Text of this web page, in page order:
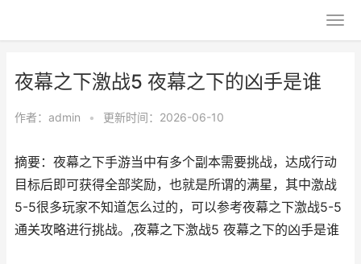
夜幕之下激战5 夜幕之下的凶手是谁
作者： admin • 更新时间：2026-06-10
摘要：夜幕之下手游当中有多个副本需要挑战，达成行动
目标后即可获得全部奖励，也就是所谓的满星，其中激战
5-5很多玩家不知道怎么过的，可以参考夜幕之下激战5-5
通关攻略进行挑战。,夜幕之下激战5 夜幕之下的凶手是谁